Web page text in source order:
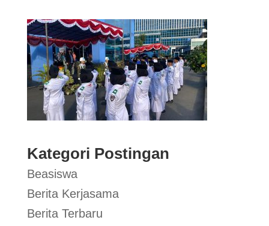
Kategori Postingan
Beasiswa
Berita Kerjasama
Berita Terbaru